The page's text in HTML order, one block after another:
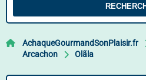
AchaqueGourmandSonPlaisir.fr
Arcachon
Olãla